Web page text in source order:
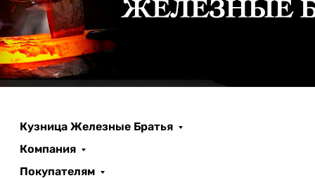
Кузница Железные Братья
Компания
Покупателям